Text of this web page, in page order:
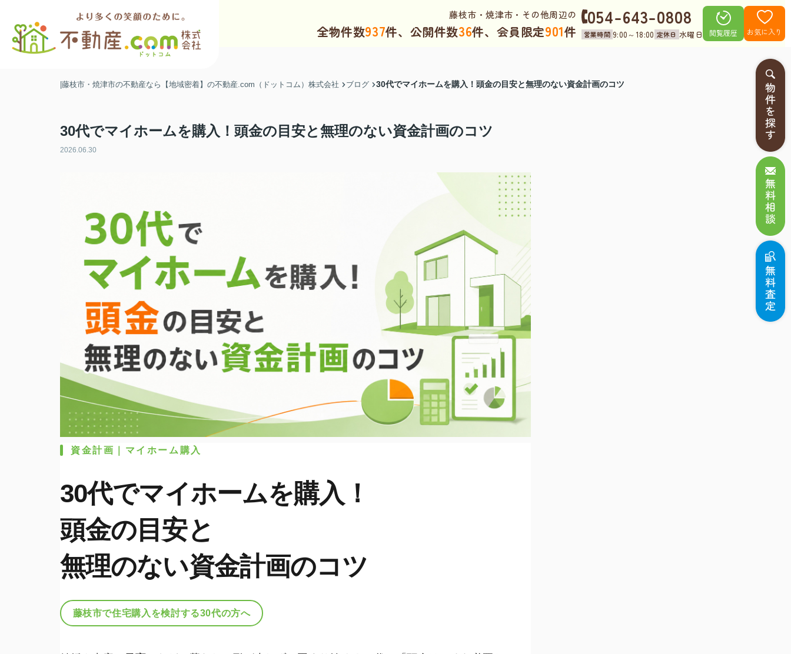
藤枝市・焼津市・その他周辺の
全物件数937件、公開件数36件、会員限定901件
054-643-0808
営業時間 9:00～18:00 定休日 水曜日 閲覧履歴 お気に入り
|藤枝市・焼津市の不動産なら【地域密着】の不動産.com（ドットコム）株式会社 ブログ 30代でマイホームを購入！頭金の目安と無理のない資金計画のコツ
30代でマイホームを購入！頭金の目安と無理のない資金計画のコツ
2026.06.30
資金計画｜マイホーム購入
30代でマイホームを購入！
頭金の目安と
無理のない資金計画のコツ
藤枝市で住宅購入を検討する30代の方へ